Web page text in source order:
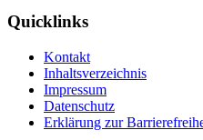
Quicklinks
Kontakt
Inhaltsverzeichnis
Impressum
Datenschutz
Erklärung zur